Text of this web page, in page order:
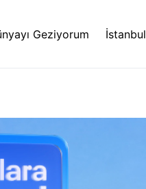
Geziyorum İstanbul